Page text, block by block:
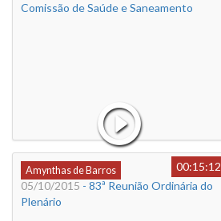
Comissão de Saúde e Saneamento
Amynthas de Barros
00:15:12
05/10/2015 - 83ª Reunião Ordinária do
Plenário